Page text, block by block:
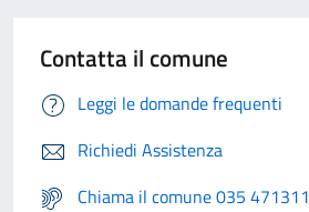
Contatta il comune
Leggi le domande frequenti
Richiedi Assistenza
Chiama il comune 035 471311